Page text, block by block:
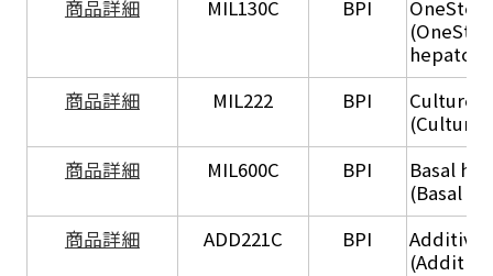
商品詳細
MIL130C BPI
商品詳細
MIL222 BPI
Culture
(Culture
商品詳細
MIL600C BPI
Basal
(Basal
商品詳細
ADD221C BPI